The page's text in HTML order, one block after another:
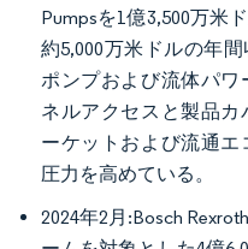
Pumpsを1億3,500万米
約5,000万米ドルの年
ポンプおよび流体パワ
ネルアクセスと製品
ーケットおよび流通
圧力を高めている。
2024年2月:Bosch